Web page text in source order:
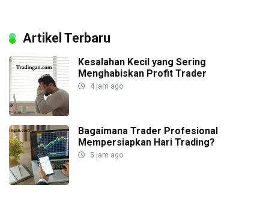
Artikel Terbaru
Kesalahan Kecil yang Sering
Menghabiskan Profit Trader
4 jam ago
Bagaimana Trader Profesional
Mempersiapkan Hari Trading?
5 jam ago